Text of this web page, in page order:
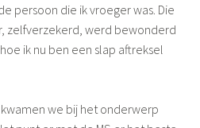
persoon die ik vroeger was. Die
zelfverzekerd, werd bewonderd
ik nu ben een slap aftreksel
we bij het onderwerp